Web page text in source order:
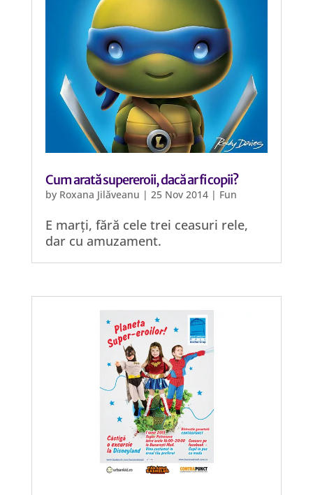
Cum arată supereroii, dacă ar fi copii?
by Roxana Jilăveanu | 25 Nov 2014| Fun
E marți, fără cele trei ceasuri rele,
dar cu amuzament.